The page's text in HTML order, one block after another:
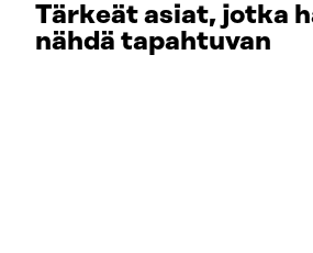
Tärkeät asiat, jotka
nähdä tapahtuvan